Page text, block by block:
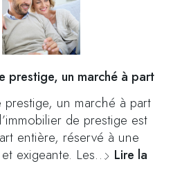
prestige, un marché à part
prestige, un marché à part
de prestige est
entière, réservé à une
exigeante. Les… Lire la